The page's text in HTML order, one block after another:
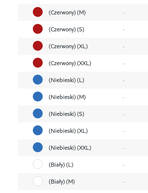
(Czerwony) (M)
-
(Czerwony) (S)
-
(Czerwony) (XL)
-
(Czerwony) (XXL)
-
(Niebieski) (L)
-
(Niebieski) (M)
-
(Niebieski) (S)
-
(Niebieski) (XL)
-
(Niebieski) (XXL)
-
(Biały) (L)
-
(Biały) (M)
-